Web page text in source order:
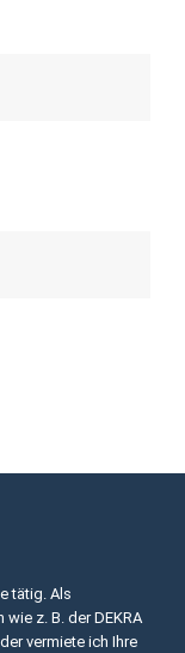
tätig. Als
z. B. der DEKRA
vermiete ich Ihre